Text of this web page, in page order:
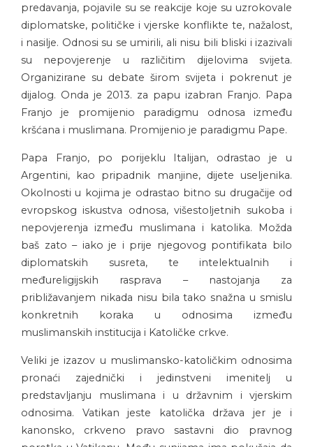
predavanja, pojavile su se reakcije koje su uzrokovale
diplomatske, političke i vjerske konflikte te, nažalost,
i nasilje. Odnosi su se umirili, ali nisu bili bliski i izazivali
su nepovjerenje u različitim dijelovima svijeta.
Organizirane su debate širom svijeta i pokrenut je
dijalog. Onda je 2013. za papu izabran Franjo. Papa
Franjo je promijenio paradigmu odnosa između
kršćana i muslimana. Promijenio je paradigmu Pape.
Papa Franjo, po porijeklu Italijan, odrastao je u
Argentini, kao pripadnik manjine, dijete useljenika.
Okolnosti u kojima je odrastao bitno su drugačije od
evropskog iskustva odnosa, višestoljetnih sukoba i
nepovjerenja između muslimana i katolika. Možda
baš zato – iako je i prije njegovog pontifikata bilo
diplomatskih susreta, te intelektualnih i
međureligijskih rasprava – nastojanja za
približavanjem nikada nisu bila tako snažna u smislu
konkretnih koraka u odnosima između
muslimanskih institucija i Katoličke crkve.
Veliki je izazov u muslimansko-katoličkim odnosima
pronaći zajednički i jedinstveni imenitelj u
predstavljanju muslimana i u državnim i vjerskim
odnosima. Vatikan jeste katolička država jer je i
kanonsko, crkveno pravo sastavni dio pravnog